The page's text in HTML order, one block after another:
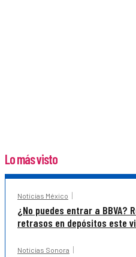
Lo más visto
Noticias México
¿No puedes entrar a BBVA?
retrasos en depósitos este
Noticias Sonora